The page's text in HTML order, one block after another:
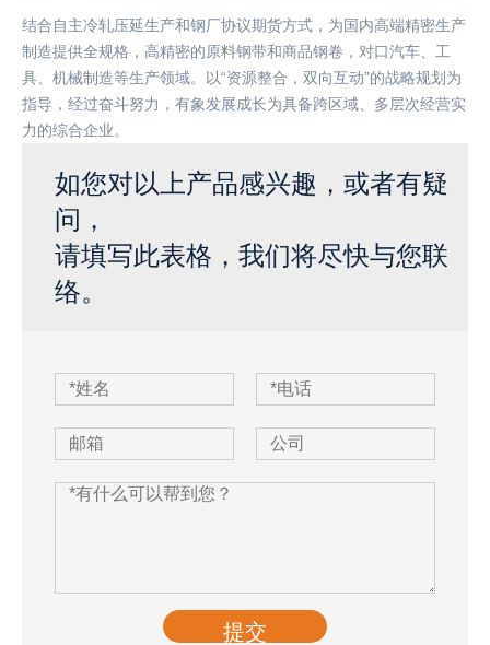
结合自主冷轧压延生产和钢厂协议期货方式，为国内高端精密生产
制造提供全规格，高精密的原料钢带和商品钢卷，对口汽车、工
具、机械制造等生产领域。以“资源整合，双向互动”的战略规划为
指导，经过奋斗努力，有象发展成长为具备跨区域、多层次经营实
力的综合企业。
如您对以上产品感兴趣，或者有疑
问，
请填写此表格，我们将尽快与您联
络。
提交